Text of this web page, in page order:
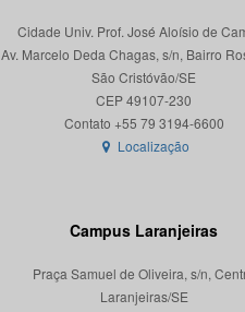
Cidade Univ. Prof. José Aloísio de
Av. Marcelo Deda Chagas, s/n, Bairro
São Cristóvão/SE
CEP 49107-230
Localização
Campus Laranjeiras
Praça Samuel de Oliveira, s/n,
Laranjeiras/SE